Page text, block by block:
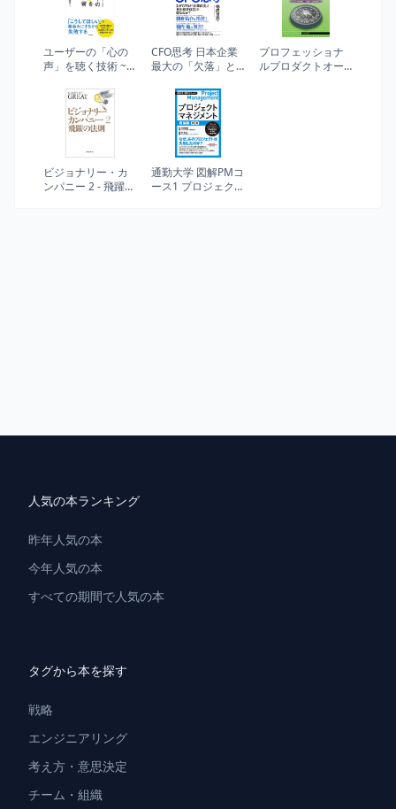
ユーザーの「心の
声」を聴く技術 ~ユ
50の落とし穴とそ
の対策
CFO思考 日本企業
最大の「欠落」と
プロフェッショナ
ルプロダクトオー
ビジョナリー・カ
ンパニー 2 - 飛躍の
通勤大学 図解PMコ
ース1 プロジェクト
人気の本ランキング
昨年人気の本
今年人気の本
すべての期間で人気の本
タグから本を探す
戦略
エンジニアリング
考え方・意思決定
チーム・組織